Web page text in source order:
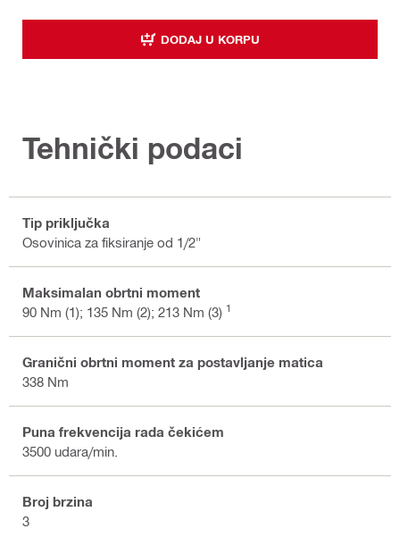
DODAJ U KORPU
Tehnički podaci
Tip priključka
Osovinica za fiksiranje od 1/2"
Maksimalan obrtni moment
90 Nm (1); 135 Nm (2); 213 Nm (3) 1
Granični obrtni moment za postavljanje matica
338 Nm
Puna frekvencija rada čekićem
3500 udara/min.
Broj brzina
3